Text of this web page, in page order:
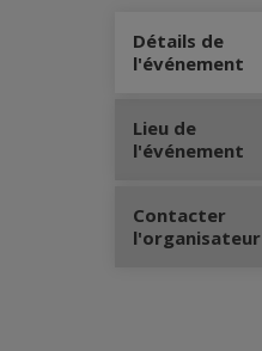
Détails de
l'événement
Lieu de
l'événement
Contacter
l'organisateur